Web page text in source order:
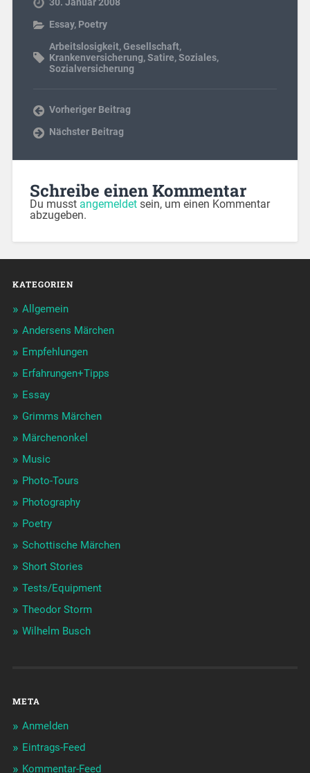
Essay, Poetry
Arbeitslosigkeit,Gesellschaft,
Krankenversicherung,Satire,Soziales,
Sozialversicherung
Vorheriger Beitrag
Nächster Beitrag
Schreibe einen Kommentar
Du musst angemeldetsein, um einen Kommentar
abzugeben.
KATEGORIEN
Allgemein
Andersens Märchen
Empfehlungen
Erfahrungen+Tipps
Essay
Grimms Märchen
Märchenonkel
Music
Photo-Tours
Photography
Poetry
Schottische Märchen
Short Stories
Tests/Equipment
Theodor Storm
Wilhelm Busch
META
Anmelden
Eintrags-Feed
Kommentar-Feed